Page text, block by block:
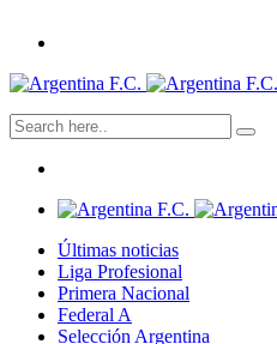
Últimas noticias
Liga Profesional
Primera Nacional
Federal A
Selección Argentina